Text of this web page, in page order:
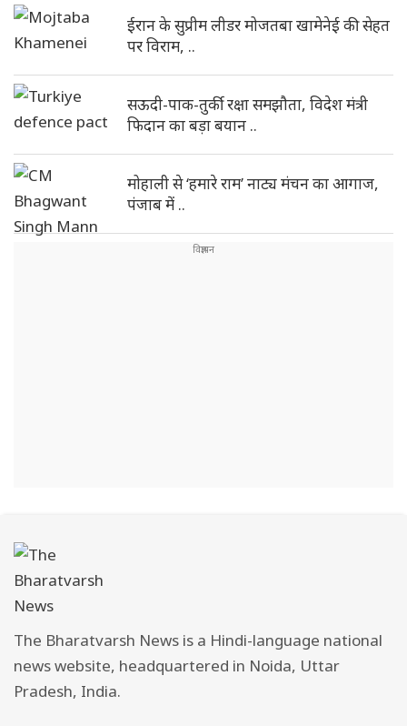
ईरान के सुप्रीम लीडर मोजतबा खामेनेई की सेहत
पर विराम, ..
सऊदी-पाक-तुर्की रक्षा समझौता, विदेश मंत्री
फिदान का बड़ा बयान ..
मोहाली से ‘हमारे राम’ नाट्य मंचन का आगाज,
पंजाब में ..
The Bharatvarsh News is a Hindi-language national
news website, headquartered in Noida, Uttar
Pradesh, India.